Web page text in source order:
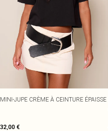
MINI-JUPE CRÈME À CEINTURE ÉPAISSE
32,00 €